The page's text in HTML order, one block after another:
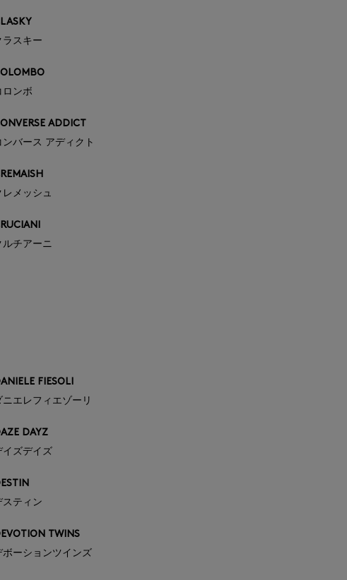
ラスキー
ロンボ
ADDICT
ンバース アディクト
レメッシュ
ルチアーニ
FIESOLI
ニエレフィエゾーリ
DAYZ
イズデイズ
スティン
TWINS
ボーションツインズ